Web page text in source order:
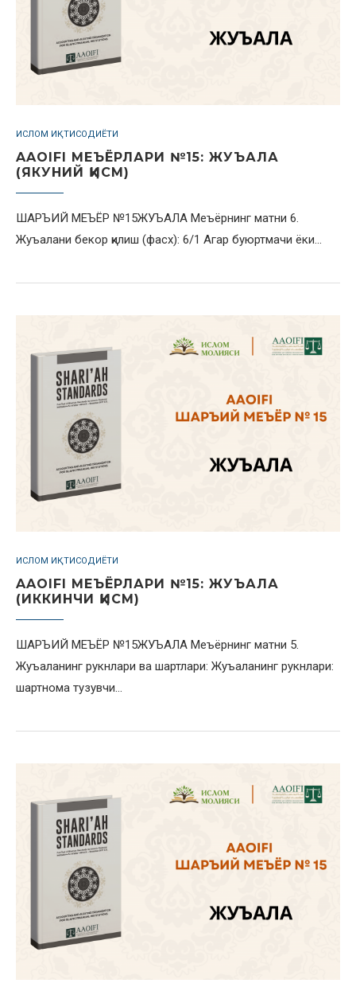
ИСЛОМ ИҚТИСОДИЁТИ
AAOIFI МЕЪЁРЛАРИ №15: ЖУЪАЛА
(ЯКУНИЙ ҚИСМ)
ШАРЪИЙ МЕЪЁР №15ЖУЪАЛА Меъёрнинг матни 6.
Жуъалани бекор қилиш (фасх): 6/1 Агар буюртмачи ёки…
ИСЛОМ ИҚТИСОДИЁТИ
AAOIFI МЕЪЁРЛАРИ №15: ЖУЪАЛА
(ИККИНЧИ ҚИСМ)
ШАРЪИЙ МЕЪЁР №15ЖУЪАЛА Меъёрнинг матни 5.
Жуъаланинг рукнлари ва шартлари: Жуъаланинг рукнлари:
шартнома тузувчи…